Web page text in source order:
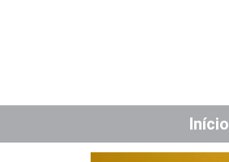
Início